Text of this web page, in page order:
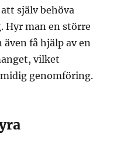
själv behöva
Hyr man en större
få hjälp av en
vilket
genomföring.